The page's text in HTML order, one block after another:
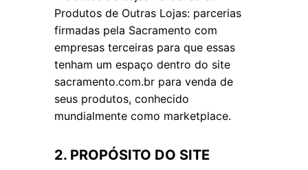
Produtos de Outras Lojas: parcerias
firmadas pela Sacramento com
empresas terceiras para que essas
tenham um espaço dentro do site
sacramento.com.br para venda de
seus produtos, conhecido
mundialmente como marketplace.
2. PROPÓSITO DO SITE